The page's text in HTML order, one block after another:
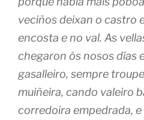
veciños deixan o castro
encosta e no val. As
chegaron ós nosos días
gasalleiro, sempre
muiñeira, cando valeiro
corredoira empedrada,